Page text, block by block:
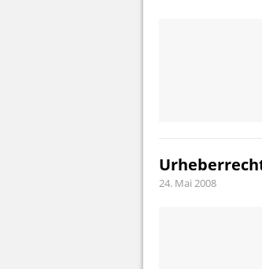
24. Mai 2008